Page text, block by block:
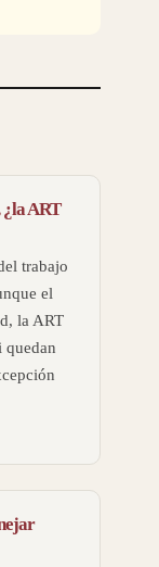
¿la ART
trabajo
el
la ART
quedan